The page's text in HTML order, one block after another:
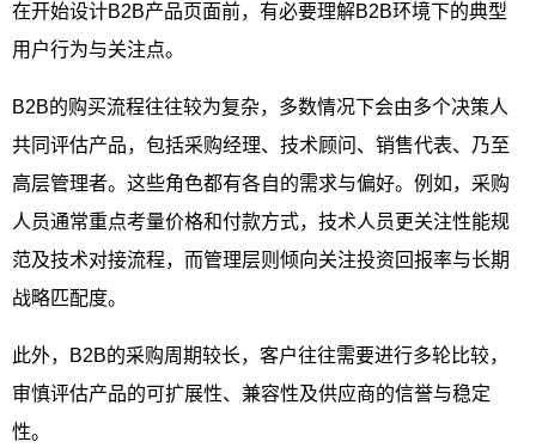
在开始设计B2B产品页面前，有必要理解B2B环境下的典型
用户行为与关注点。
B2B的购买流程往往较为复杂，多数情况下会由多个决策人
共同评估产品，包括采购经理、技术顾问、销售代表、乃至
高层管理者。这些角色都有各自的需求与偏好。例如，采购
人员通常重点考量价格和付款方式，技术人员更关注性能规
范及技术对接流程，而管理层则倾向关注投资回报率与长期
战略匹配度。
此外，B2B的采购周期较长，客户往往需要进行多轮比较，
审慎评估产品的可扩展性、兼容性及供应商的信誉与稳定
性。